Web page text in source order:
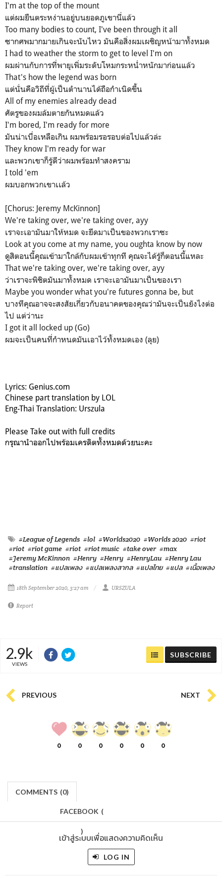
I'm at the top of the mount
แต่ผมยืนตระหง่านอยู่บนยอดภูเขานี่แล้ว
Too many bodies to count, I've been through it all
ซากศพมากมายเกินจะนับไหว มันคือสิ่งผมเผชิญหน้ามาทั้งหมด
I had to weather the storm to get to level I'm on
ผมผ่านกับการที่พายุเพิ่มระดับโหมกระหน่ำหนักมาก่อนแล้ว
That's how the legend was born
แต่นั่นคือวิถีที่ผู้เป็นตำนานได้ถือกำเนิดขึ้น
All of my enemies already dead
ศัตรูของผมล้มตายกันหมดแล้ว
I'm bored, I'm ready for more
มันน่าเบื่อเหลือเกิน ผมพร้อมรอรอบต่อไปแล้วล่ะ
They know I'm ready for war
และพวกเขาก็รู้ดีว่าผมพร้อมทำสงคราม
I told 'em
ผมบอกพวกเขาเเล้ว
[Chorus: Jeremy McKinnon]
We're taking over, we're taking over, ayy
เราจะเอามันมาให้หมด จะยึดมาเป็นของพวกเราซะ
Look at you come at my name, you oughta know by now
ดูสิตอนนี้คุณเข้ามาใกล้กับผมเข้าทุกที คุณจะได้รู้ก็ตอนนี้แหละ
That we're taking over, we're taking over, ayy
ว่าเราจะพิชิตมันมาทั้งหมด เราจะเอามันมาเป็นของเรา
Maybe you wonder what you're futures gonna be, but
บางทีคุณอาจจะสงสัยเกี่ยวกับอนาคตของคุณว่ามันจะเป็นยังไงต่อ
ไป แต่ว่านะ
I got it all locked up (Go)
ผมจะเป็นคนที่กำหนดมันเอาไว้ทั้งหมดเอง (ลุย)
Lyrics: Genius.com
Chinese part translation by LOL
Eng-Thai Translation: Urszula
Please Take out with full credits
กรุณานำออกไปพร้อมเครดิตทั้งหมดด้วยนะคะ
#League of Legends #lol #Worlds2020 #Worlds 2020 #riot
#riot #riot game #riot #riot music #take over #max
#Jeremy McKinnon #Henry #Henry #HenryLau #Henry Lau
#translation #แปลเพลง #แปลเพลงสากล #แปลไทย #แปล #เนื้อเพลง
18th September 2020, 3:27 am URSZULA
Report
2.9k
VIEWS
SUBSCRIBE
PREVIOUS NEXT
0 0 0 0 0 0
COMMENTS (0)
FACEBOOK (
)
เข้าสู่ระบบเพื่อแสดงความคิดเห็น
LOG IN